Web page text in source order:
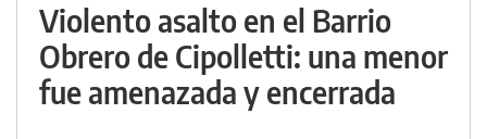
Violento asalto en el Barrio
Obrero de Cipolletti: una menor
fue amenazada y encerrada